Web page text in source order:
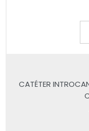
CATÉTER